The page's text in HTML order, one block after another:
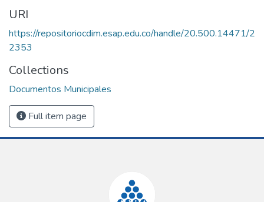
URI
https://repositoriocdim.esap.edu.co/handle/20.500.14471/2
2353
Collections
Documentos Municipales
Full item page